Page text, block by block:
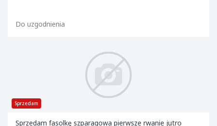
Do uzgodnienia
Sprzedam
Sprzedam fasolkę szparagowa pierwsze rwanie jutro